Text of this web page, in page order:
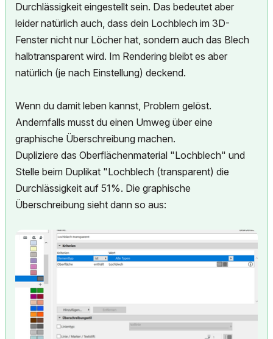
Durchlässigkeit eingestellt sein. Das bedeutet aber
leider natürlich auch, dass dein Lochblech im 3D-
Fenster nicht nur Löcher hat, sondern auch das Blech
halbtransparent wird. Im Rendering bleibt es aber
natürlich (je nach Einstellung) deckend.
Wenn du damit leben kannst, Problem gelöst.
Andernfalls musst du einen Umweg über eine
graphische Überschreibung machen.
Dupliziere das Oberflächenmaterial "Lochblech" und
Stelle beim Duplikat "Lochblech (transparent) die
Durchlässigkeit auf 51%. Die graphische
Überschreibung sieht dann so aus: